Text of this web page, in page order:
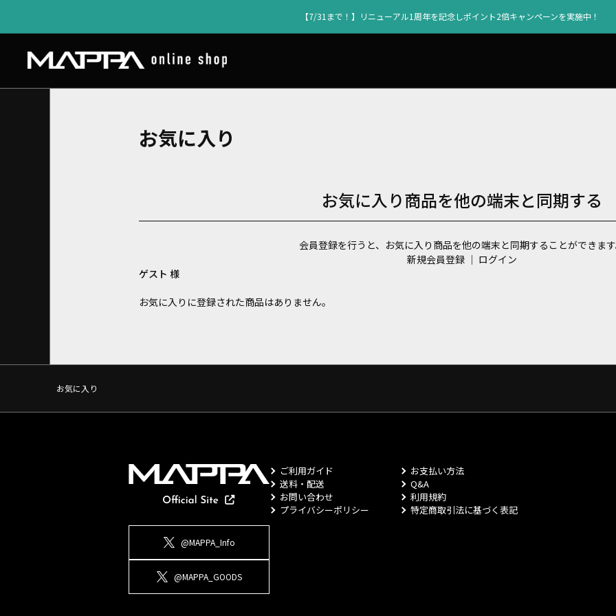
【7/31まで！】リニューアル1周年を記念しポイント2倍キャンペーンを実施中！
お気に入り
お気に入り商品を他の端末と同期する
会員登録を行うと、お気に入り商品を他の端末と同期することができま
新規会員登録 ｜ ログイン
ゲスト 様
お気に入りに登録された商品はありません。
お気に入り
@MAPPA_Info
@MAPPA_GOODS
ご利用ガイド
お支払い方法
送料・配送
Q&A
お問い合わせ
利用規約
プライバシーポリシー
特定商取引法に基づく表記